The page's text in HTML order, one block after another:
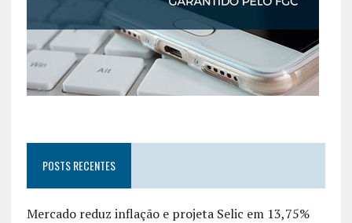
POSTS RECENTES
Mercado reduz inflação e projeta Selic em 13,75%